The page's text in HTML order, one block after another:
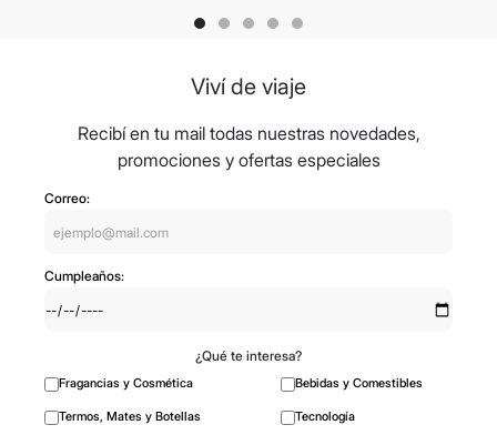
Viví de viaje
Recibí en tu mail todas nuestras novedades,
promociones y ofertas especiales
Correo:
Cumpleaños:
¿Qué te interesa?
Fragancias y Cosmética Bebidas y Comestibles
Termos, Mates y Botellas Tecnología